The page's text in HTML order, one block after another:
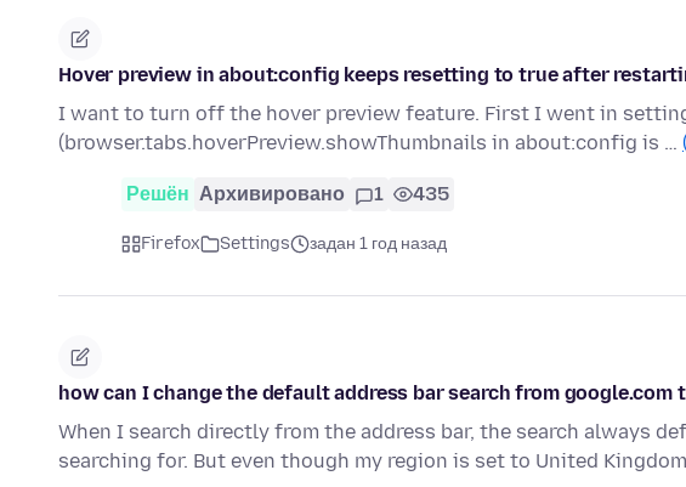
Hover preview in about:config keeps resetting to true after
I want to turn off the hover preview feature. First I went in
(browser.tabs.hoverPreview.showThumbnails in about:config is …
Решён Архивировано 1 435
Firefox Settings задан 1 год назад
how can I change the default address bar search from google.com
When I search directly from the address bar, the search always
searching for. But even though my region is set to United